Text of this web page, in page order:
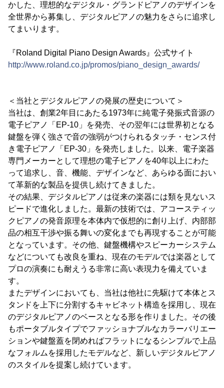
かした、理想的なデジタル・グランドピアノのデザインを
全世界から募集し、デジタルピアノの魅力をさらに追求し
てまいります。
『Roland Digital Piano Design Awards』公式サイト
http://www.roland.co.jp/promos/piano_design_awards/
＜当社とデジタルピアノの発展の歴史について＞
当社は、創業2年目にあたる1973年に純電子発振式音源の
電子ピアノ「EP-10」を発売、その翌年には世界初となる
鍵盤を弾く強さで音の強弱がつけられるタッチ・センス付
き電子ピアノ「EP-30」を発売しました。以来、電子楽器
専門メーカーとして理想の電子ピアノを40年以上にわた
って追求し、音、機能、デザインなど、あらゆる面におい
て革新的な製品を提供し続けてきました。
その結果、デジタルピアノは従来の楽器には類を見ないス
ピードで進化しました。最新の技術では、アコースティッ
クピアノの発音原理を本体内で仮想的に創り上げ、内部部
品の相互干渉や振る舞いの変化までも再現することが可能
となっています。その他、鍵盤機構やスピーカーシステム
などについても改良を重ね、現在のモデルでは楽器として
プロの演奏にも耐えうる非常に高い表現力を備えていま
す。
またデザインにおいても、当社は他社に先駆けて本体とス
タンドを上下に分割するキャビネット構造を採用し、現在
のデジタルピアノのベースとなる形を作りました。その後
もポータブルタイプでファッショナブルなカラーバリエー
ションや鍵盤蓋を閉めればフラットになるシンプルで上品
なフォルムを採用したモデルなど、新しいデジタルピアノ
のスタイルを提案し続けています。